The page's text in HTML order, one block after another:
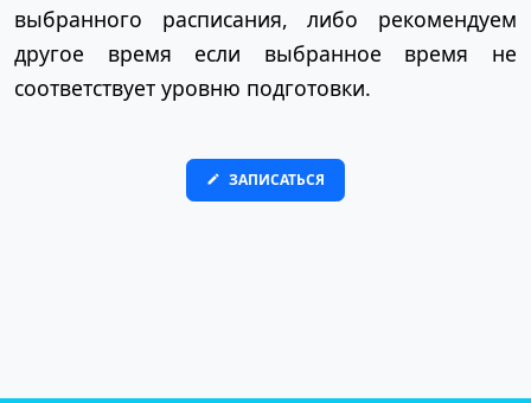
выбранного расписания, либо рекомендуем
другое время если выбранное время не
соответствует уровню подготовки.
ЗАПИСАТЬСЯ